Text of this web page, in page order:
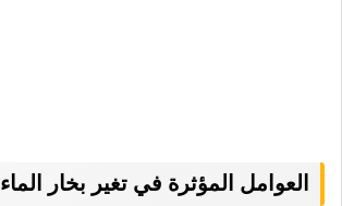
العوامل المؤثرة في تغير بخار الماء